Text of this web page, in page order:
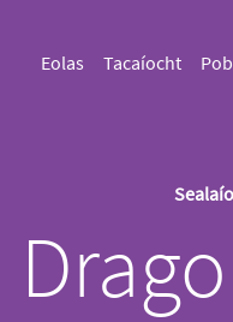
Eolas Tacaíocht